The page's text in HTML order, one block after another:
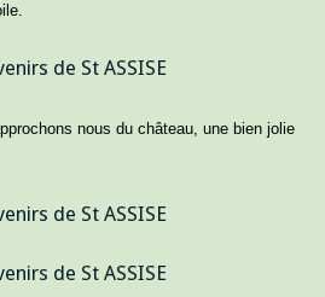
nous du château, une bien jolie